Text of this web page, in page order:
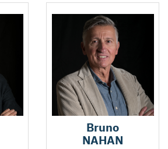
Bruno
NAHAN